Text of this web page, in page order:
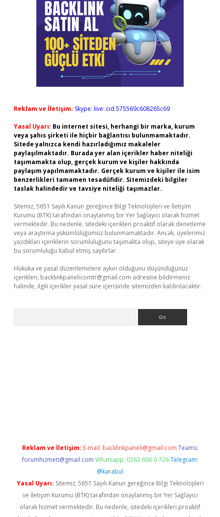
Reklam ve İletişim: Skype: live:.cid.575569c608265c69
Yasal Uyarı: Bu internet sitesi, herhangi bir marka, kurum
veya şahıs şirketi ile hiçbir bağlantısı bulunmamaktadır.
Sitede yalnızca kendi hazırladığımız makaleler
paylaşılmaktadır. Burada yer alan içerikler haber niteliği
taşımamakta olup, gerçek kurum ve kişiler hakkında
paylaşım yapılmamaktadır. Gerçek kurum ve kişiler ile isim
benzerlikleri tamamen tesadüfidir. Sitemizdeki bilgiler
taslak halindedir ve tavsiye niteliği taşımazlar.
Sitemiz, 5651 Sayılı Kanun gereğince Bilgi Teknolojileri ve İletişim
Kurumu (BTK) tarafından onaylanmış bir Yer Sağlayıcı olarak hizmet
vermektedir. Bu nedenle, sitedeki içerikleri proaktif olarak denetleme
veya araştırma yükümlülüğümüz bulunmamaktadır. Ancak, üyelerimiz
yazdıkları içeriklerin sorumluluğunu taşımakta olup, siteye üye olarak
bu sorumluluğu kabul etmiş sayılırlar.
Hukuka ve yasal düzenlemelere aykırı olduğunu düşündüğünüz
içerikleri, backlinkpanelicomtr@gmail.com adresine bildirmeniz
halinde, ilgili içerikler yasal süre içerisinde sitemizden kaldırılacaktır.
Reklam ve İletişim: E-mail: backlinkpaneli@gmail.com Teams:
forumhizmeti@gmail.com Whatsapp: 0262 606 0 726 Telegram:
@karabul
Yasal Uyarı: Sitemiz, 5651 Sayılı Kanun gereğince Bilgi Teknolojileri
ve İletişim Kurumu (BTK) tarafından onaylanmış bir Yer Sağlayıcı
olarak hizmet vermektedir. Bu nedenle, sitedeki içerikleri proaktif